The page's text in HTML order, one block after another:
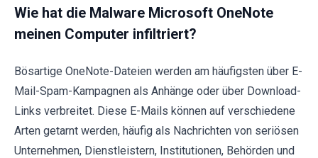
Wie hat die Malware Microsoft OneNote
meinen Computer infiltriert?
Bösartige OneNote-Dateien werden am häufigsten über E-
Mail-Spam-Kampagnen als Anhänge oder über Download-
Links verbreitet. Diese E-Mails können auf verschiedene
Arten getarnt werden, häufig als Nachrichten von seriösen
Unternehmen, Dienstleistern, Institutionen, Behörden und